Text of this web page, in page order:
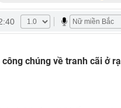
chúng về tranh cãi ở